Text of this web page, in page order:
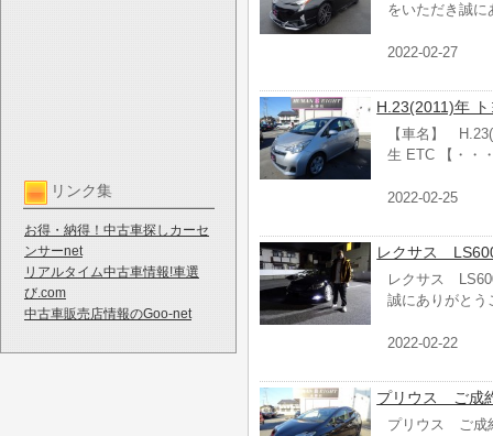
リンク集
お得・納得！中古車探しカーセ
ンサーnet
リアルタイム中古車情報!車選
び.com
中古車販売店情報のGoo-net
をいただき誠
2022-02-27
H.23(2011)年
【車名】
生 ETC 【・・
2022-02-25
レクサス
レクサス
誠にありがとう
2022-02-22
プリウス ご成
プリウス ご成